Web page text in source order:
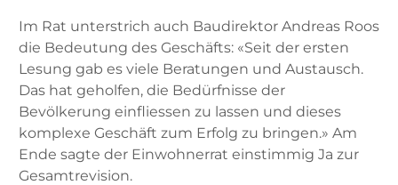
Im Rat unterstrich auch Baudirektor Andreas Roos
die Bedeutung des Geschäfts: «Seit der ersten
Lesung gab es viele Beratungen und Austausch.
Das hat geholfen, die Bedürfnisse der
Bevölkerung einfliessen zu lassen und dieses
komplexe Geschäft zum Erfolg zu bringen.» Am
Ende sagte der Einwohnerrat einstimmig Ja zur
Gesamtrevision.